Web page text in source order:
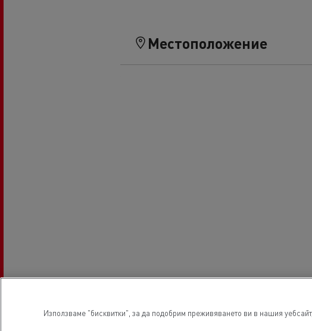
Транспорт на циментМестоположение
Използваме "бисквитки", за да подобрим преживяването ви в нашия